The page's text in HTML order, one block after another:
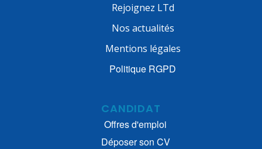
Rejoignez LTd
Nos actualités
Mentions légales
Politique RGPD
CANDIDAT
Offres d'emploi
Déposer son CV